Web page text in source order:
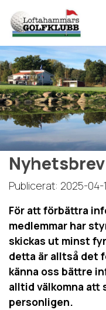
Publicerat: 2025-04-
För att förbättra
medlemmar har
skickas ut minst
detta är alltså det
känna oss bättre
alltid välkomna att
personligen.